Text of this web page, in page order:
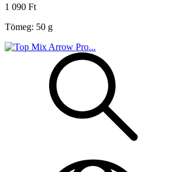
1 090 Ft
Tömeg: 50 g